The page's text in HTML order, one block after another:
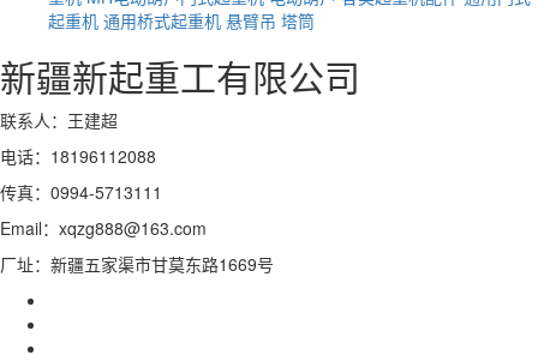
起重机 通用桥式起重机 悬臂吊 塔筒
新疆新起重工有限公司
联系人：王建超
电话：18196112088
传真：0994-5713111
Email：xqzg888@163.com
厂址：新疆五家渠市甘莫东路1669号